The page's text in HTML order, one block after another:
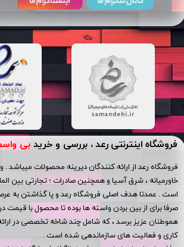
فروشگاه اینترنتی رعد ، بررسی و خرید بی
فروشگاه رعد از ارائه کنندگان دیرینه محصولات میباشد .
خاورمیانه ، شرق آسیا و همچنین صادرات ؛ تجارتی بین
است . عمدتا هدف اصلی فروشگاه رعد و پا گذاشتن به
صرفا برای از بین بردن واسته ها بوده تا محصول با
هموطنان عزیز برسد ، که شامل چند شاخه تخصصی در
کاری و فعالیت های سازماندهی شده است .